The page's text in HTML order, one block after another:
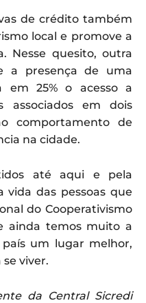
de crédito também
local e promove a
Nesse quesito, outra
a presença de uma
em 25% o acesso a
associados em dois
comportamento de
na cidade.
até aqui e pela
vida das pessoas que
do Cooperativismo
ainda temos muito a
um lugar melhor,
viver.
da Central Sicredi